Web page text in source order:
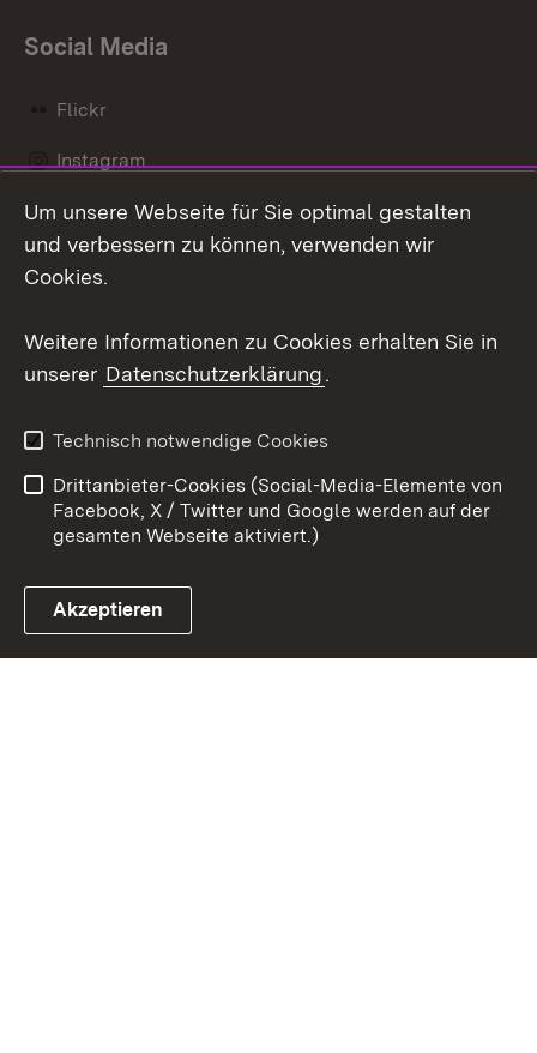
Social Media
Flickr
Instagram
Social Wall
Link zum Landesportal
Barrierefreiheit
Benutzungshinweise
Impressum
Cookies
Um unsere Webseite für Sie optimal gestalten
und verbessern zu können, verwenden wir
Cookies.
Weitere Informationen zu Cookies erhalten Sie in
unserer Datenschutzerklärung.
Technisch notwendige Cookies
Drittanbieter-Cookies (Social-Media-Elemente von
Facebook, X / Twitter und Google werden auf der
gesamten Webseite aktiviert.)
Akzeptieren